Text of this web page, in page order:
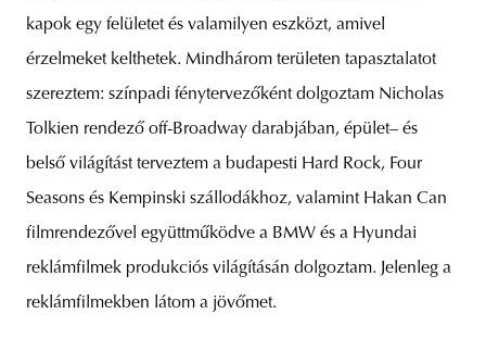
kapok egy felületet és valamilyen eszközt, amivel
érzelmeket kelthetek. Mindhárom területen tapasztalatot
szereztem: színpadi fénytervezőként dolgoztam Nicholas
Tolkien rendező off-Broadway darabjában, épület– és
belső világítást terveztem a budapesti Hard Rock, Four
Seasons és Kempinski szállodákhoz, valamint Hakan Can
filmrendezővel együttműködve a BMW és a Hyundai
reklámfilmek produkciós világításán dolgoztam. Jelenleg a
reklámfilmekben látom a jövőmet.